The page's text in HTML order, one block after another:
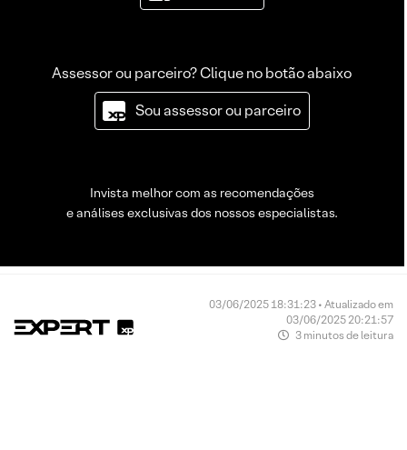
Assessor ou parceiro? Clique no botão abaixo
Sou assessor ou parceiro
Invista melhor com as recomendações
e análises exclusivas dos nossos especialistas.
03/06/2025 18:31:23 • Atualizado em
03/06/2025 20:21:57
3 minutos de leitura